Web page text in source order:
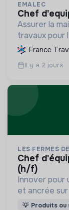
EMALEC
chef
Assurer la
travaux pour
Europe, en
promouvant
et inclusi...
France
Il y a 2 jours
LES FERMES
chef d'équipe station de conditionnement
(h/f)
Innover pour
et ancrée
de l'humain
💡 Produits ou